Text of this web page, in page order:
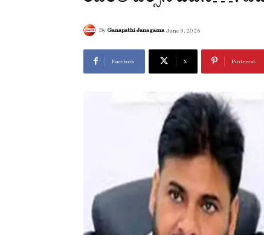
By Ganapathi Janagama June 9, 2026
Facebook X Pinterest